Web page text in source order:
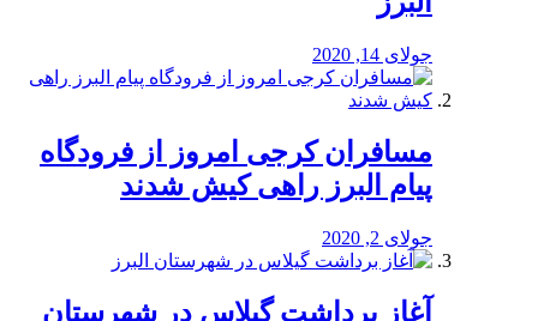
جولای 14, 2020
مسافران کرجی امروز از فرودگاه
پیام البرز راهی کیش شدند
جولای 2, 2020
آغاز برداشت گیلاس در شهرستان